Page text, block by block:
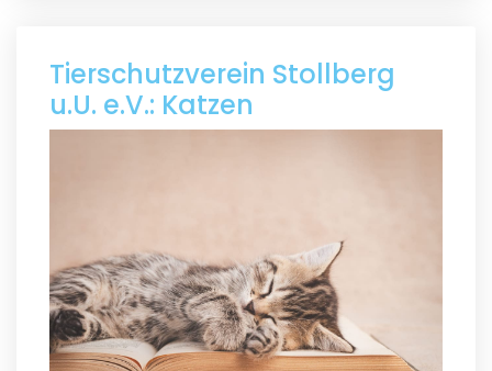
Tierschutzverein Stollberg
u.U. e.V.: Katzen